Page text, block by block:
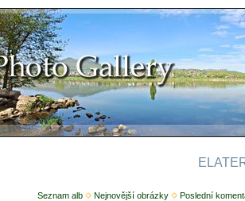
Seznam alb Nejnovější obrázky Poslední